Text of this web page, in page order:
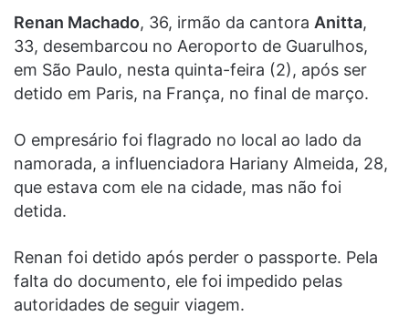
Renan Machado, 36, irmão da cantora Anitta,
33, desembarcou no Aeroporto de Guarulhos,
em São Paulo, nesta quinta-feira (2), após ser
detido em Paris, na França, no final de março.
O empresário foi flagrado no local ao lado da
namorada, a influenciadora Hariany Almeida, 28,
que estava com ele na cidade, mas não foi
detida.
Renan foi detido após perder o passporte. Pela
falta do documento, ele foi impedido pelas
autoridades de seguir viagem.